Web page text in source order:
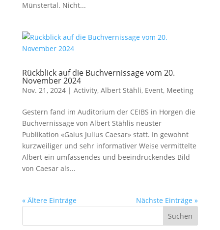
Münstertal. Nicht...
Rückblick auf die Buchvernissage vom 20.
November 2024
Nov. 21, 2024| Activity, Albert Stähli, Event, Meeting
Gestern fand im Auditorium der CEIBS in Horgen die
Buchvernissage von Albert Stählis neuster
Publikation «Gaius Julius Caesar» statt. In gewohnt
kurzweiliger und sehr informativer Weise vermittelte
Albert ein umfassendes und beeindruckendes Bild
von Caesar als...
« Ältere Einträge
Nächste Einträge »
Suchen